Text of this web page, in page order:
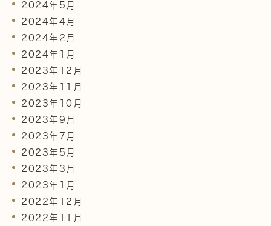
2024年5月
2024年4月
2024年2月
2024年1月
2023年12月
2023年11月
2023年10月
2023年9月
2023年7月
2023年5月
2023年3月
2023年1月
2022年12月
2022年11月